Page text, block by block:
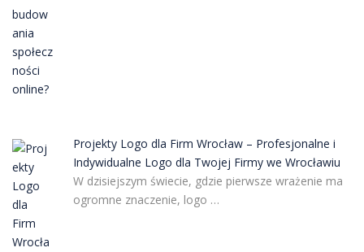
Projekty Logo dla Firm Wrocław – Profesjonalne i
Indywidualne Logo dla Twojej Firmy we Wrocławiu
W dzisiejszym świecie, gdzie pierwsze wrażenie ma
ogromne znaczenie, logo …